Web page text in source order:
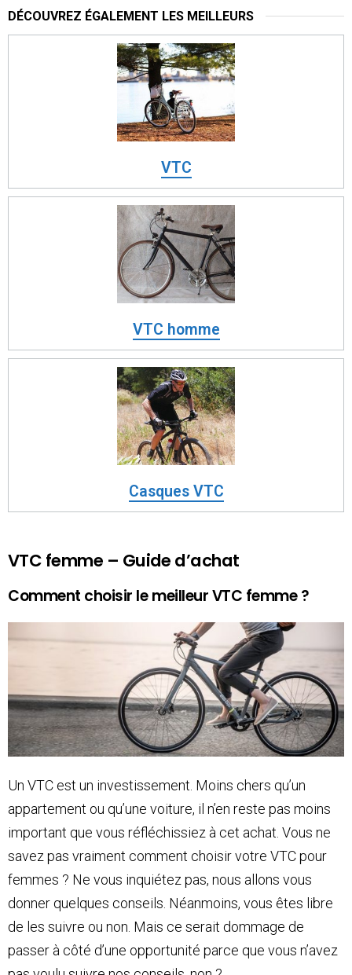
DÉCOUVREZ ÉGALEMENT LES MEILLEURS
VTC
VTC homme
Casques VTC
VTC femme – Guide d’achat
Comment choisir le meilleur VTC femme ?
Un VTC est un investissement. Moins chers qu’un
appartement ou qu’une voiture, il n’en reste pas moins
important que vous réfléchissiez à cet achat. Vous ne
savez pas vraiment comment choisir votre VTC pour
femmes ? Ne vous inquiétez pas, nous allons vous
donner quelques conseils. Néanmoins, vous êtes libre
de les suivre ou non. Mais ce serait dommage de
passer à côté d’une opportunité parce que vous n’avez